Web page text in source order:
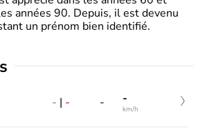
années 90. Depuis, il est devenu
un prénom bien identifié.
- | - - -
km/h